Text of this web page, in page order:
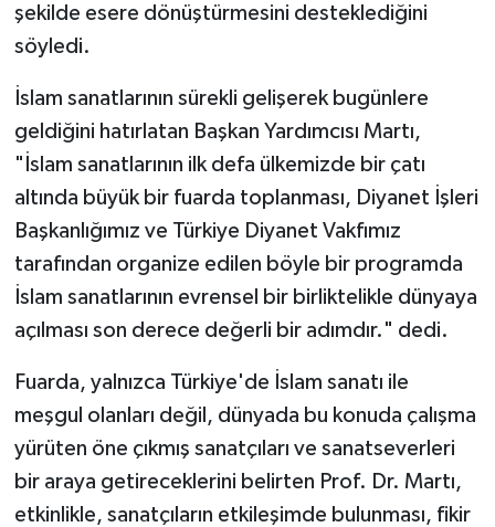
şekilde esere dönüştürmesini desteklediğini
söyledi.
İslam sanatlarının sürekli gelişerek bugünlere
geldiğini hatırlatan Başkan Yardımcısı Martı,
"İslam sanatlarının ilk defa ülkemizde bir çatı
altında büyük bir fuarda toplanması, Diyanet İşleri
Başkanlığımız ve Türkiye Diyanet Vakfımız
tarafından organize edilen böyle bir programda
İslam sanatlarının evrensel bir birliktelikle dünyaya
açılması son derece değerli bir adımdır." dedi.
Fuarda, yalnızca Türkiye'de İslam sanatı ile
meşgul olanları değil, dünyada bu konuda çalışma
yürüten öne çıkmış sanatçıları ve sanatseverleri
bir araya getireceklerini belirten Prof. Dr. Martı,
etkinlikle, sanatçıların etkileşimde bulunması, fikir
Burdur Müftülüğü
Bursa Müftülüğü
Çankırı Müftülüğü
Çorum Müftülüğü
Denizli Müftülüğü
Diyarbakır Müftülüğü
Düzce Müftülüğü
Edirne Müftülüğü
Ekonomi
Duyurular
Bilim, Teknoloji
Biyografiler
Diyanet TV
İhtida Haberleri
YAŞAM